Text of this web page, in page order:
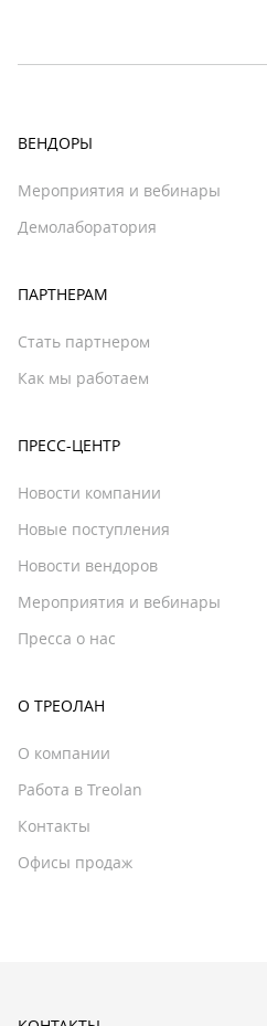
ВЕНДОРЫ
Мероприятия и вебинары
Демолаборатория
ПАРТНЕРАМ
Стать партнером
Как мы работаем
ПРЕСС-ЦЕНТР
Новости компании
Новые поступления
Новости вендоров
Мероприятия и вебинары
Пресса о нас
О ТРЕОЛАН
О компании
Работа в Treolan
Контакты
Офисы продаж